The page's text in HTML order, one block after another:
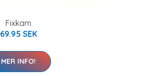
Fixkam
69.95 SEK
MER INFO!